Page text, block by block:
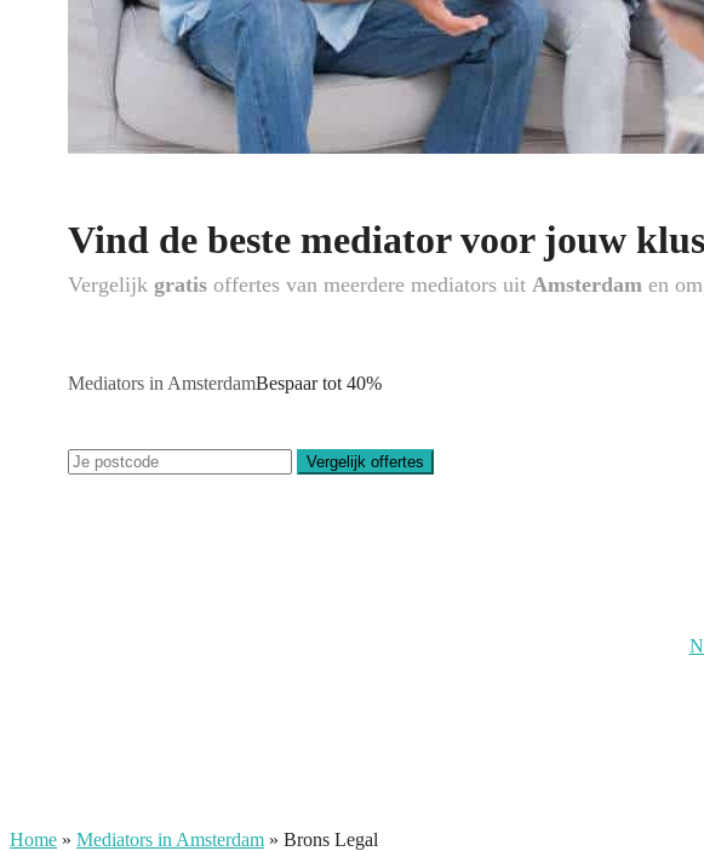
Vind de beste mediator voor jouw
Vergelijk gratis offertes van meerdere mediators uit Amsterdam en
Mediators in AmsterdamBespaar tot 40%
Vergelijk offertes
Home » Mediators in Amsterdam » Brons Legal